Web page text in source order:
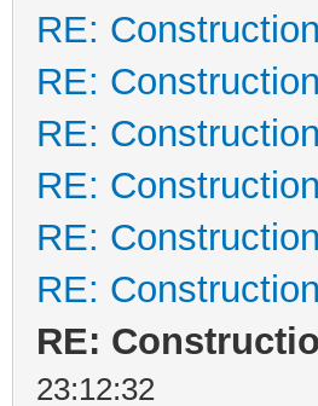
RE:
RE:
RE:
RE:
RE:
RE:
RE:
23:12:32